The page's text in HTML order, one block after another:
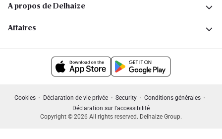
A propos de Delhaize
Affaires
Cookies Déclaration de vie privée Security
Conditions générales
Déclaration sur l'accessibilité
Copyright © 2026 All rights reserved. Delhaize Group.